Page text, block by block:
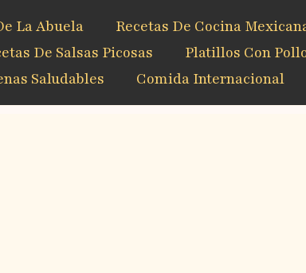
La Abuela Recetas De Cocina
De Salsas Picosas Platillos Con
Saludables Comida Internacional